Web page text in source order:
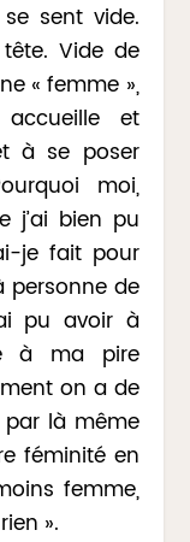
sent vide.
Vide de
« femme »,
et
à se poser
moi,
j’ai bien pu
je fait pour
personne de
pu avoir à
à ma pire
on a de
là même
féminité en
femme,
».